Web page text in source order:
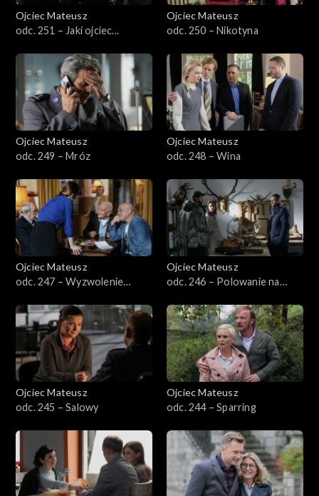
Sezon 32
Sezon 31
Sezon 30
Sezon 29
Sezon 27
Sezon 26
Sezon 25
Sezon 24
Sezon 23
Sezon 22
Sezon 20
Sezon 19
Ojciec Mateusz
odc. 251 – Jaki ojciec...
Ojciec Mateusz
odc. 250 – Nikotyna
Ojciec Mateusz
odc. 249 – Mróz
Ojciec Mateusz
odc. 248 – Wina
Ojciec Mateusz
odc. 247 – Wyzwolenie
Ojciec Mateusz
odc. 246 – Polowanie na
Ojciec Mateusz
odc. 245 – Salowy
Ojciec Mateusz
odc. 244 – Sparring